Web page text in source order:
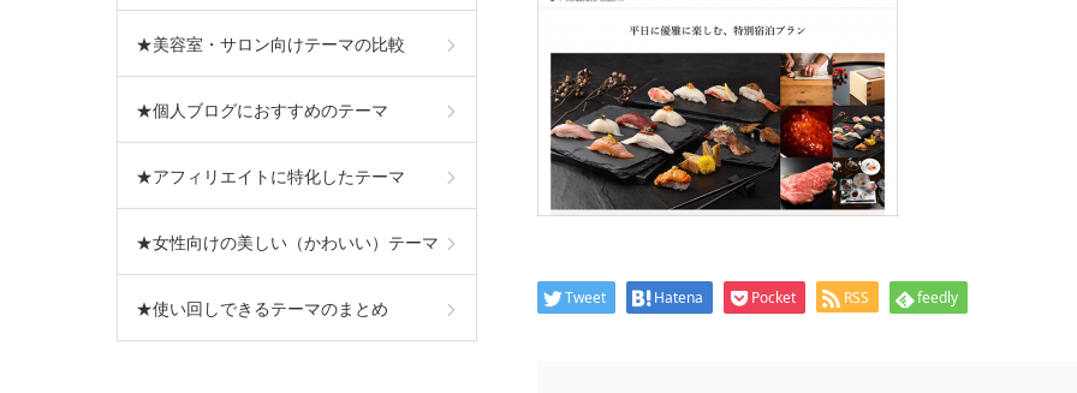
Tweet Hatena Pocket RSS feedly
★美容室・サロン向けテーマの比較
★個人ブログにおすすめのテーマ
★アフィリエイトに特化したテーマ
★女性向けの美しい（かわいい）テーマ
★使い回しできるテーマのまとめ